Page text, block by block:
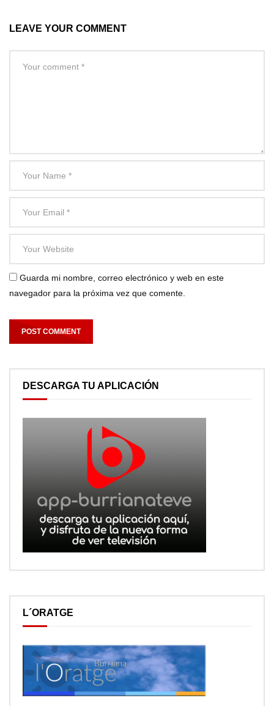
LEAVE YOUR COMMENT
Guarda mi nombre, correo electrónico y web en este
navegador para la próxima vez que comente.
DESCARGA TU APLICACIÓN
L´ORATGE